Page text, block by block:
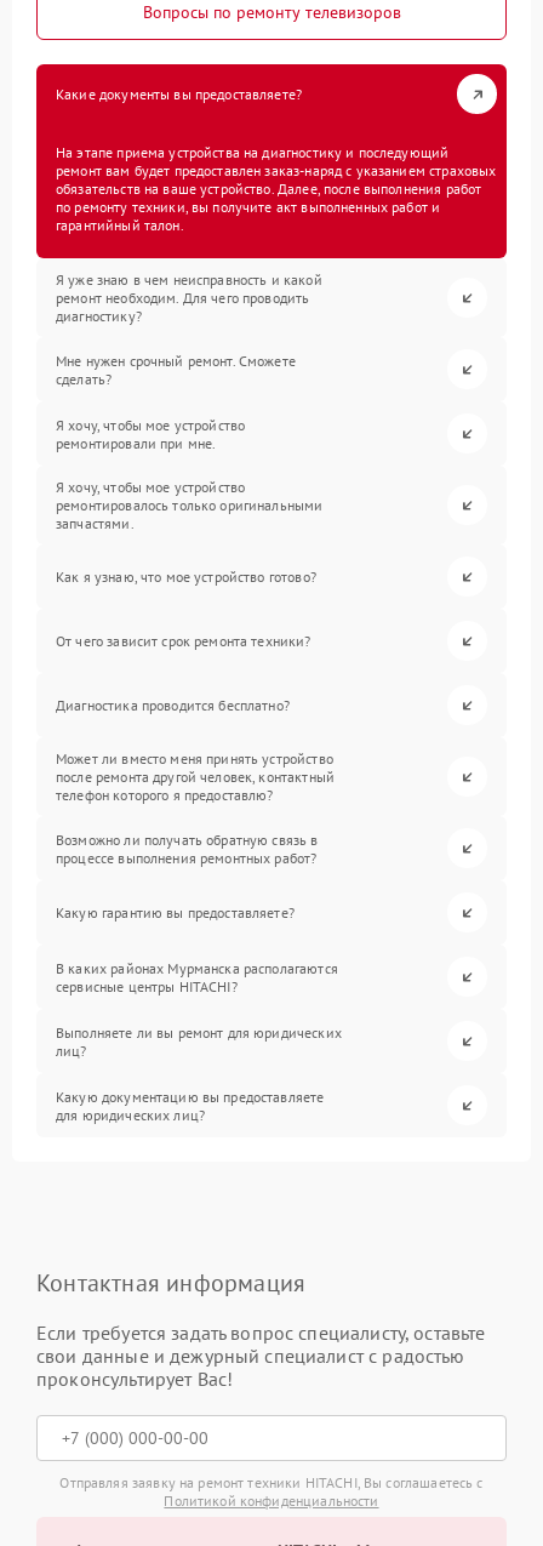
Вопросы по ремонту телевизоров
Какие документы вы предоставляете?
На этапе приема устройства на диагностику и последующий
ремонт вам будет предоставлен заказ-наряд с указанием страховых
обязательств на ваше устройство. Далее, после выполнения работ
по ремонту техники, вы получите акт выполненных работ и
гарантийный талон.
Я уже знаю в чем неисправность и какой
ремонт необходим. Для чего проводить
диагностику?
Мне нужен срочный ремонт. Сможете
сделать?
Я хочу, чтобы мое устройство
ремонтировали при мне.
Я хочу, чтобы мое устройство
ремонтировалось только оригинальными
запчастями.
Как я узнаю, что мое устройство готово?
От чего зависит срок ремонта техники?
Диагностика проводится бесплатно?
Может ли вместо меня принять устройство
после ремонта другой человек, контактный
телефон которого я предоставлю?
Возможно ли получать обратную связь в
процессе выполнения ремонтных работ?
Какую гарантию вы предоставляете?
В каких районах Мурманска располагаются
сервисные центры HITACHI?
Выполняете ли вы ремонт для юридических
лиц?
Какую документацию вы предоставляете
для юридических лиц?
Контактная информация
Если требуется задать вопрос специалисту, оставьте
свои данные и дежурный специалист с радостью
проконсультирует Вас!
Отправляя заявку на ремонт техники HITACHI, Вы соглашаетесь с
Политикой конфиденциальности